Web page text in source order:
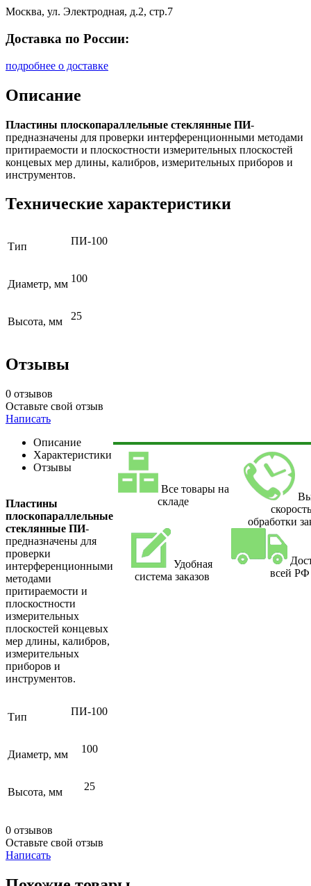
Москва, ул. Электродная, д.2, стр.7
Доставка по России:
подробнее о доставке
Описание
Пластины плоскопараллельные стеклянные ПИ-
предназначены для проверки интерференционными методами
притираемости и плоскостности измерительных плоскостей
концевых мер длины, калибров, измерительных приборов и
инструментов.
Технические характеристики
Тип ПИ-100
Диаметр, мм 100
Высота, мм 25
Отзывы
0 отзывов
Оставьте свой отзыв
Написать
Описание
Характеристики
Отзывы
Пластины
плоскопараллельные
стеклянные ПИ-
предназначены для
проверки
интерференционными
методами
притираемости и
плоскостности
измерительных
плоскостей концевых
мер длины, калибров,
измерительных
приборов и
инструментов.
Тип ПИ-100
Диаметр, мм 100
Высота, мм 25
0 отзывов
Оставьте свой отзыв
Написать
Все товары на
складе
обработки
Удобная
система заказов
всей РФ